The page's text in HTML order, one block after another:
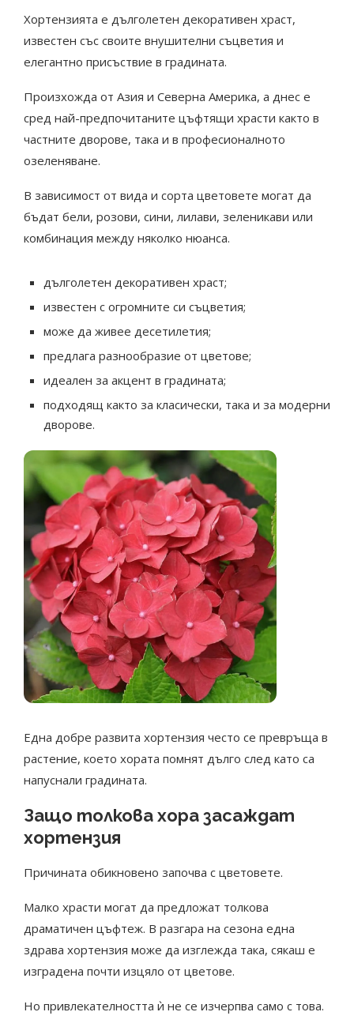
Хортензията е дълголетен декоративен храст,
известен със своите внушителни съцветия и
елегантно присъствие в градината.
Произхожда от Азия и Северна Америка, а днес е
сред най-предпочитаните цъфтящи храсти както в
частните дворове, така и в професионалното
озеленяване.
В зависимост от вида и сорта цветовете могат да
бъдат бели, розови, сини, лилави, зеленикави или
комбинация между няколко нюанса.
дълголетен декоративен храст;
известен с огромните си съцветия;
може да живее десетилетия;
предлага разнообразие от цветове;
идеален за акцент в градината;
подходящ както за класически, така и за модерни
дворове.
Една добре развита хортензия често се превръща в
растение, което хората помнят дълго след като са
напуснали градината.
Защо толкова хора засаждат
хортензия
Причината обикновено започва с цветовете.
Малко храсти могат да предложат толкова
драматичен цъфтеж. В разгара на сезона една
здрава хортензия може да изглежда така, сякаш е
изградена почти изцяло от цветове.
Но привлекателността ѝ не се изчерпва само с това.